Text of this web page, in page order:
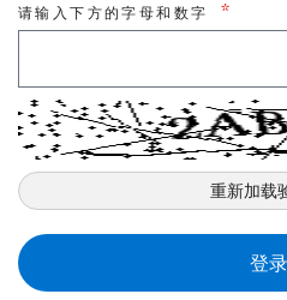
室内应用-建筑声学
请输入下方的字母和数字
重新加载
登录